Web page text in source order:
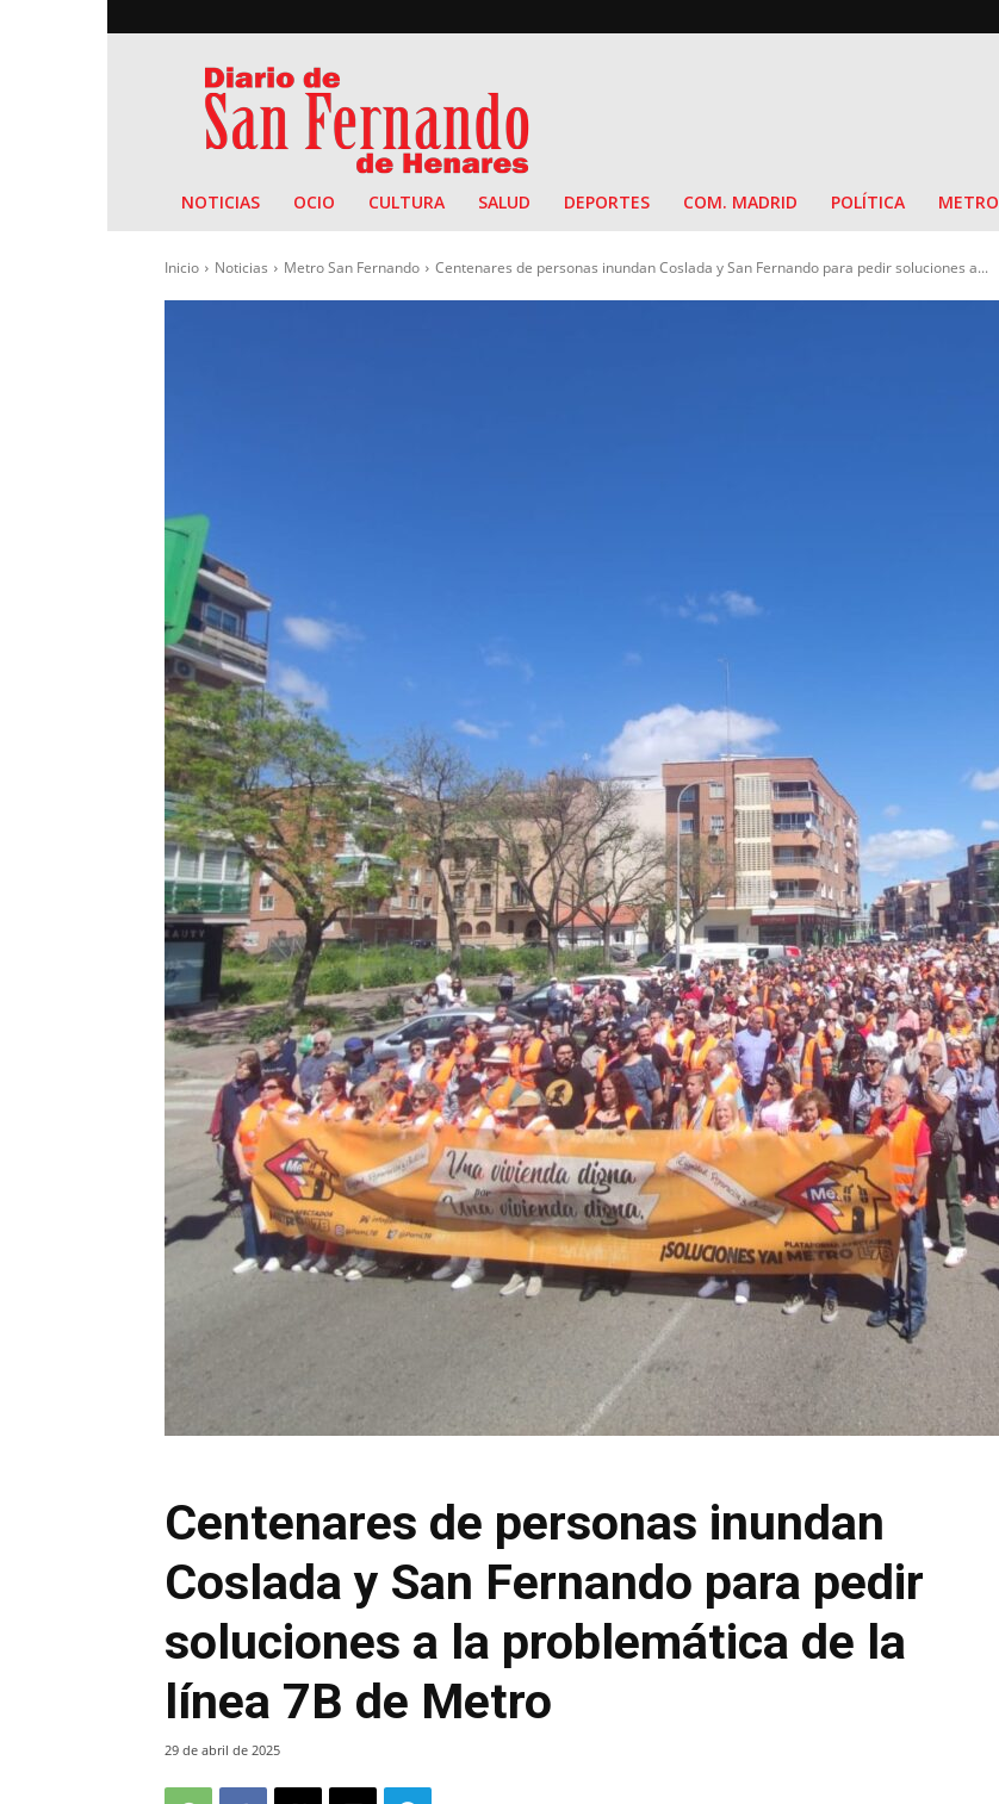
Diario
de
San
NOTICIAS OCIO CULTURA SALUD DEPORTES COM. MADRID POLÍTICA METRO
Inicio Noticias Metro San Fernando Centenares de personas inundan Coslada y San Fernando para pedir soluciones a...
Centenares de personas inundan
Coslada y San Fernando para pedir
soluciones a la problemática de la
línea 7B de Metro
29 de abril de 2025